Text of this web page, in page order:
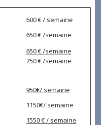
600 € / semaine
650 € /semaine
650 € /semaine
750 € /semaine
950€/ semaine
1150€/ semaine
1550 € / semaine